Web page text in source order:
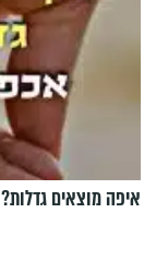
איפה מוצאים גדלות?